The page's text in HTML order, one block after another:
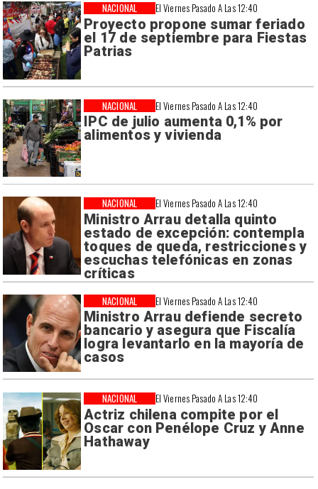
El Viernes Pasado A Las 12:40
Proyecto propone sumar feriado
el 17 de septiembre para Fiestas
Patrias
NACIONAL
El Viernes Pasado A Las 12:40
IPC de julio aumenta 0,1% por
alimentos y vivienda
NACIONAL
El Viernes Pasado A Las 12:40
Ministro Arrau detalla quinto
estado de excepción: contempla
toques de queda, restricciones y
escuchas telefónicas en zonas
críticas
NACIONAL
El Viernes Pasado A Las 12:40
Ministro Arrau defiende secreto
bancario y asegura que Fiscalía
logra levantarlo en la mayoría de
casos
NACIONAL
El Viernes Pasado A Las 12:40
Actriz chilena compite por el
Oscar con Penélope Cruz y Anne
Hathaway
NACIONAL